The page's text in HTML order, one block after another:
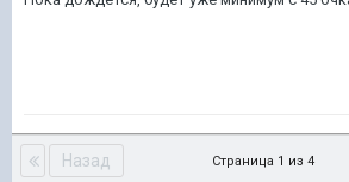
Назад Страница 1 из 4